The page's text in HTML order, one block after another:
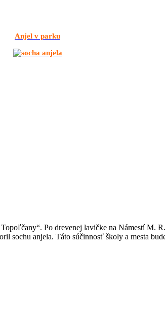
Anjel v parku
Po drevenej lavičke na Námestí M.
sochu anjela. Táto súčinnosť školy a mesta